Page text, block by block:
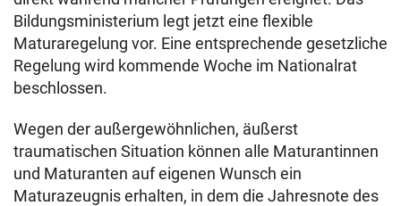
Bildungsministerium legt jetzt eine flexible
Maturaregelung vor. Eine entsprechende gesetzliche
Regelung wird kommende Woche im Nationalrat
beschlossen.
Wegen der außergewöhnlichen, äußerst
traumatischen Situation können alle Maturantinnen
und Maturanten auf eigenen Wunsch ein
Maturazeugnis erhalten, in dem die Jahresnote des